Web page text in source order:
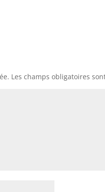
Les champs obligatoires